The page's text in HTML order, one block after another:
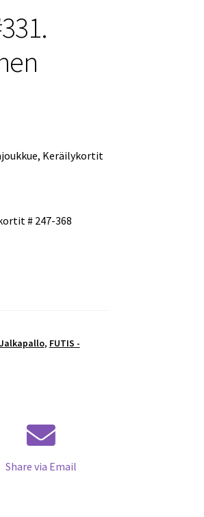
Keräilykortit
# 247-368
Jalkapallo, FUTIS -
Share via Email